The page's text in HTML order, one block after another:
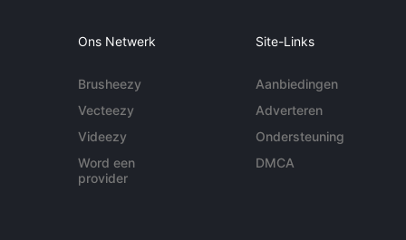
Ons Netwerk
Brusheezy
Vecteezy
Videezy
Word een
provider
Site-Links
Aanbiedingen
Adverteren
Ondersteuning
DMCA